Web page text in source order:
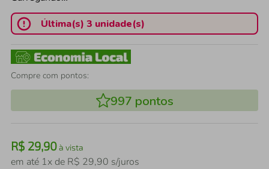
Última(s) 3 unidade(s)
Compre com pontos:
997 pontos
R$ 29,90à vista
em até 1x de R$ 29,90 s/juros